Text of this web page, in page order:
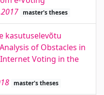
master's theses
kasutuselevõtu
of Obstacles in
Voting in the
master's theses